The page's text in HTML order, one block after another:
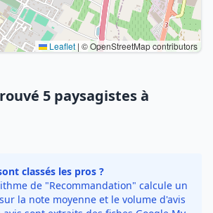
Leaflet | © OpenStreetMap contributors
5 paysagistes à
classés les pros ?
de "Recommandation" calcule un
la note moyenne et le volume d'avis